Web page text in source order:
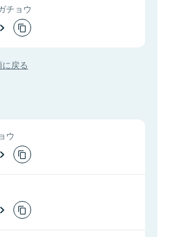
チョウ
戻る
ウ